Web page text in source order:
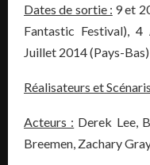
Dates de sortie : 9 et
Fantastic Festival),
Juillet 2014 (Pays-Bas)
Réalisateurs et
Acteurs : Derek Lee,
Breemen, Zachary